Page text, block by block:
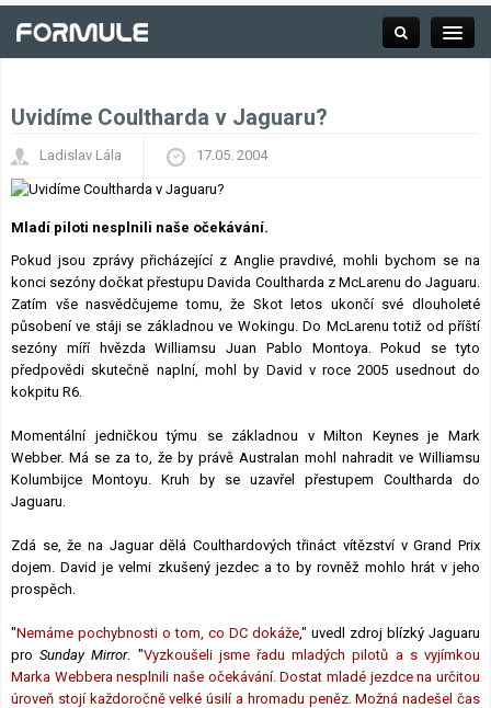
Kalendář F1
Výsledky F1
Okruhy F1
Uvidíme Coultharda v Jaguaru?
Ladislav Lála 17.05. 2004
Mladí piloti nesplnili naše očekávání.
Pokud jsou zprávy přicházející z Anglie pravdivé, mohli bychom se na
konci sezóny dočkat přestupu Davida Coultharda z McLarenu do Jaguaru.
Zatím vše nasvědčujeme tomu, že Skot letos ukončí své dlouholeté
působení ve stáji se základnou ve Wokingu. Do McLarenu totiž od příští
sezóny míří hvězda Williamsu Juan Pablo Montoya. Pokud se tyto
předpovědi skutečně naplní, mohl by David v roce 2005 usednout do
kokpitu R6.
Momentální jedničkou týmu se základnou v Milton Keynes je Mark
Webber. Má se za to, že by právě Australan mohl nahradit ve Williamsu
Kolumbijce Montoyu. Kruh by se uzavřel přestupem Coultharda do
Jaguaru.
Zdá se, že na Jaguar dělá Coulthardových třináct vítězství v Grand Prix
dojem. David je velmi zkušený jezdec a to by rovněž mohlo hrát v jeho
prospěch.
"Nemáme pochybnosti o tom, co DC dokáže," uvedl zdroj blízký Jaguaru
proSunday Mirror. "Vyzkoušeli jsme řadu mladých pilotů a s vyjímkou
Marka Webbera nesplnili naše očekávání. Dostat mladé jezdce na určitou
úroveň stojí každoročně velké úsilí a hromadu peněz. Možná nadešel čas